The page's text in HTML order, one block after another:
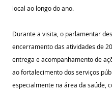
local ao longo do ano.
Durante a visita, o parlamentar
encerramento das atividades de
entrega e acompanhamento de
ao fortalecimento dos serviços
especialmente na área da saúde,